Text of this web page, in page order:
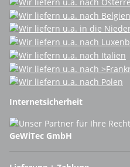
Internetsicherheit
GeWiTec GmbH